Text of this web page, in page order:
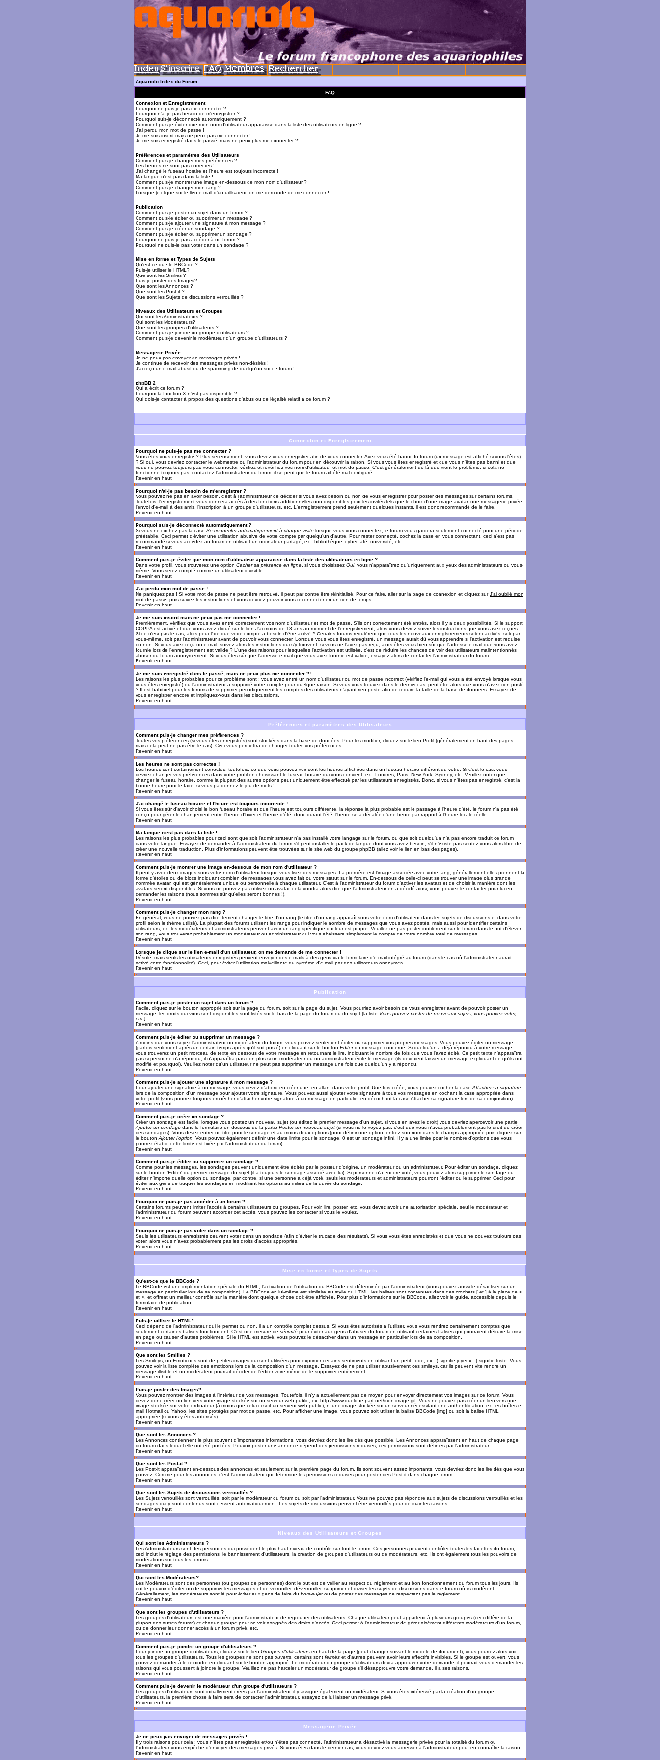
Aquariolo Index du Forum
FAQ
Connexion et Enregistrement
Pourquoi ne puis-je pas me connecter ?
Pourquoi n'ai-je pas besoin de m'enregistrer ?
Pourquoi suis-je déconnecté automatiquement ?
Comment puis-je éviter que mon nom d'utilisateur apparaisse dans la liste des utilisateurs en ligne ?
J'ai perdu mon mot de passe !
Je me suis inscrit mais ne peux pas me connecter !
Je me suis enregistré dans le passé, mais ne peux plus me connecter ?!
Préférences et paramètres des Utilisateurs
Comment puis-je changer mes préférences ?
Les heures ne sont pas correctes !
J'ai changé le fuseau horaire et l'heure est toujours incorrecte !
Ma langue n'est pas dans la liste !
Comment puis-je montrer une image en-dessous de mon nom d'utilisateur ?
Comment puis-je changer mon rang ?
Lorsque je clique sur le lien e-mail d'un utilisateur, on me demande de me connecter !
Publication
Comment puis-je poster un sujet dans un forum ?
Comment puis-je éditer ou supprimer un message ?
Comment puis-je ajouter une signature à mon message ?
Comment puis-je créer un sondage ?
Comment puis-je éditer ou supprimer un sondage ?
Pourquoi ne puis-je pas accéder à un forum ?
Pourquoi ne puis-je pas voter dans un sondage ?
Mise en forme et Types de Sujets
Qu'est-ce que le BBCode ?
Puis-je utiliser le HTML?
Que sont les Smilies ?
Puis-je poster des Images?
Que sont les Annonces ?
Que sont les Post-it ?
Que sont les Sujets de discussions verrouillés ?
Niveaux des Utilisateurs et Groupes
Qui sont les Administrateurs ?
Qui sont les Modérateurs?
Que sont les groupes d'utilisateurs ?
Comment puis-je joindre un groupe d'utilisateurs ?
Comment puis-je devenir le modérateur d'un groupe d'utilisateurs ?
Messagerie Privée
Je ne peux pas envoyer de messages privés !
Je continue de recevoir des messages privés non-désirés !
J'ai reçu un e-mail abusif ou de spamming de quelqu'un sur ce forum !
phpBB 2
Qui a écrit ce forum ?
Pourquoi la fonction X n'est pas disponible ?
Qui dois-je contacter à propos des questions d'abus ou de légalité relatif à ce forum ?
Connexion et Enregistrement
Pourquoi ne puis-je pas me connecter ?
Vous êtes-vous enregistré ? Plus sérieusement, vous devez vous enregistrer afin de vous connecter. Avez-vous été banni du forum (un message est affiché si vous l'êtes)
? Si oui, vous devriez contacter le webmestre ou l'administrateur du forum pour en découvrir la raison. Si vous vous êtes enregistré et que vous n'êtes pas banni et que
vous ne pouvez toujours pas vous connecter, vérifiez et revérifiez vos nom d'utilisateur et mot de passe. C'est généralement de là que vient le problème, si cela ne
fonctionne toujours pas, contactez l'administrateur du forum, il se peut que le forum ait été mal configuré.
Revenir en haut
Pourquoi n'ai-je pas besoin de m'enregistrer ?
Vous pouvez ne pas en avoir besoin, c'est à l'administrateur de décider si vous avez besoin ou non de vous enregistrer pour poster des messages sur certains forums.
Toutefois, l'enregistrement vous donnera accès à des fonctions additionnelles non-disponibles pour les invités tels que le choix d'une image avatar, une messagerie privée,
l'envoi d'e-mail à des amis, l'inscription à un groupe d'utilisateurs, etc. L'enregistrement prend seulement quelques instants, il est donc recommandé de le faire.
Revenir en haut
Pourquoi suis-je déconnecté automatiquement ?
Si vous ne cochez pas la case Se connecter automatiquement à chaque visite lorsque vous vous connectez, le forum vous gardera seulement connecté pour une période
préétablie. Ceci permet d'éviter une utilisation abusive de votre compte par quelqu'un d'autre. Pour rester connecté, cochez la case en vous connectant, ceci n'est pas
recommandé si vous accédez au forum en utilisant un ordinateur partagé, ex : bibliothèque, cybercafé, université, etc.
Revenir en haut
Comment puis-je éviter que mon nom d'utilisateur apparaisse dans la liste des utilisateurs en ligne ?
Dans votre profil, vous trouverez une option Cacher sa présence en ligne , si vous choisissez Oui, vous n'apparaîtrez qu'uniquement aux yeux des administrateurs ou vous-
même. Vous serez compté comme un utilisateur invisible.
Revenir en haut
J'ai perdu mon mot de passe !
Ne paniquez pas ! Si votre mot de passe ne peut être retrouvé, il peut par contre être réinitialisé. Pour ce faire, aller sur la page de connexion et cliquez surJ'ai oublié mon
mot de passe , puis suivez les instructions et vous devriez pouvoir vous reconnecter en un rien de temps.
Revenir en haut
Je me suis inscrit mais ne peux pas me connecter !
Premièrement, vérifiez que vous avez entré correctement vos nom d'utilisateur et mot de passe. S'ils ont correctement été entrés, alors il y a deux possibilités. Si le support
COPPA est activé et que vous avez cliqué sur le lien J'ai moins de 13 ans au moment de l'enregistrement, alors vous devrez suivre les instructions que vous avez reçues.
Si ce n'est pas le cas, alors peut-être que votre compte a besoin d'être activé ? Certains forums requièrent que tous les nouveaux enregistrements soient activés, soit par
vous-même, soit par l'administrateur avant de pouvoir vous connecter. Lorsque vous vous êtes enregistré, un message aurait dû vous apprendre si l'activation est requise
ou non. Si vous avez reçu un e-mail, suivez alors les instructions qui s'y trouvent, si vous ne l'avez pas reçu, alors êtes-vous bien sûr que l'adresse e-mail que vous avez
fournie lors de l'enregistrement est valide ? L'une des raisons pour lesquelles l'activation est utilisée, c'est de réduire les chances de voir des utilisateurs malintentionnés
abuser du forum anonymement. Si vous êtes sûr que l'adresse e-mail que vous avez fournie est valide, essayez alors de contacter l'administrateur du forum.
Revenir en haut
Je me suis enregistré dans le passé, mais ne peux plus me connecter ?!
Les raisons les plus probables pour ce problème sont : vous avez entré un nom d'utilisateur ou mot de passe incorrect (vérifiez l'e-mail qui vous a été envoyé lorsque vous
vous êtes enregistré) ou l'administrateur a supprimé votre compte pour quelque raison. Si vous vous trouvez dans le dernier cas, peut-être alors que vous n'avez rien posté
? Il est habituel pour les forums de supprimer périodiquement les comptes des utilisateurs n'ayant rien posté afin de réduire la taille de la base de données. Essayez de
vous enregistrer encore et impliquez-vous dans les discussions.
Revenir en haut
Préférences et paramètres des Utilisateurs
Comment puis-je changer mes préférences ?
Toutes vos préférences (si vous êtes enregistrés) sont stockées dans la base de données. Pour les modifier, cliquez sur le lien Profil (généralement en haut des pages,
mais cela peut ne pas être le cas). Ceci vous permettra de changer toutes vos préférences.
Revenir en haut
Les heures ne sont pas correctes !
Les heures sont certainement correctes, toutefois, ce que vous pouvez voir sont les heures affichées dans un fuseau horaire différent du votre. Si c'est le cas, vous
devriez changer vos préférences dans votre profil en choisissant le fuseau horaire qui vous convient, ex : Londres, Paris, New York, Sydney, etc. Veuillez noter que
changer le fuseau horaire, comme la plupart des autres options peut uniquement être effectué par les utilisateurs enregistrés. Donc, si vous n'êtes pas enregistré, c'est la
bonne heure pour le faire, si vous pardonnez le jeu de mots !
Revenir en haut
J'ai changé le fuseau horaire et l'heure est toujours incorrecte !
Si vous êtes sûr d'avoir choisi le bon fuseau horaire et que l'heure est toujours différente, la réponse la plus probable est le passage à l'heure d'été. le forum n'a pas été
conçu pour gérer le changement entre l'heure d'hiver et l'heure d'été, donc durant l'été, l'heure sera décalée d'une heure par rapport à l'heure locale réelle.
Revenir en haut
Ma langue n'est pas dans la liste !
Les raisons les plus probables pour ceci sont que soit l'administrateur n'a pas installé votre langage sur le forum, ou que soit quelqu'un n'a pas encore traduit ce forum
dans votre langue. Essayez de demander à l'administrateur du forum s'il peut installer le pack de langue dont vous avez besoin, s'il n'existe pas sentez-vous alors libre de
créer une nouvelle traduction. Plus d'informations peuvent être trouvées sur le site web du groupe phpBB (allez voir le lien en bas des pages).
Revenir en haut
Comment puis-je montrer une image en-dessous de mon nom d'utilisateur ?
Il peut y avoir deux images sous votre nom d'utilisateur lorsque vous lisez des messages. La première est l'image associée avec votre rang, générallement elles prennent la
forme d'étoiles ou de blocs indiquant combien de messages vous avez fait ou votre statut sur le forum. En-dessous de celle-ci peut se trouver une image plus grande
nommée avatar, qui est généralement unique ou personnelle à chaque utilisateur. C'est à l'administrateur du forum d'activer les avatars et de choisir la manière dont les
avatars seront disponibles. Si vous ne pouvez pas utilisez un avatar, cela voudra alors dire que l'administrateur en a décidé ainsi, vous pouvez le contacter pour lui en
demander les raisons (nous sommes sûr qu'elles seront bonnes !).
Revenir en haut
Comment puis-je changer mon rang ?
En général, vous ne pouvez pas directement changer le titre d'un rang (le titre d'un rang apparaît sous votre nom d'utilisateur dans les sujets de discussions et dans votre
profil selon le thème utilisé). La plupart des forums utilisent les rangs pour indiquer le nombre de messages que vous avez postés, mais aussi pour identifier certains
utilisateurs, ex: les modérateurs et administrateurs peuvent avoir un rang spécifique qui leur est propre. Veuillez ne pas poster inutilement sur le forum dans le but d'élever
son rang, vous trouverez probablement un modérateur ou administrateur qui vous abaissera simplement le compte de votre nombre total de messages.
Revenir en haut
Lorsque je clique sur le lien e-mail d'un utilisateur, on me demande de me connecter !
Désolé, mais seuls les utilisateurs enregistrés peuvent envoyer des e-mails à des gens via le formulaire d'e-mail intégré au forum (dans le cas où l'administrateur aurait
activé cette fonctionnalité). Ceci, pour éviter l'utilisation malveillante du système d'e-mail par des utilisateurs anonymes.
Revenir en haut
Publication
Comment puis-je poster un sujet dans un forum ?
Facile, cliquez sur le bouton approprié soit sur la page du forum, soit sur la page du sujet. Vous pourriez avoir besoin de vous enregistrer avant de pouvoir poster un
message, les droits qui vous sont disponibles sont listés sur le bas de la page du forum ou du sujet (la liste Vous pouvez poster de nouveaux sujets, vous pouvez voter,
etc. )
Revenir en haut
Comment puis-je éditer ou supprimer un message ?
A moins que vous soyez l'administrateur ou modérateur du forum, vous pouvez seulement éditer ou supprimer vos propres messages. Vous pouvez éditer un message
(parfois seulement après un certain temps après qu'il soit posté) en cliquant sur le bouton Editerdu message concerné. Si quelqu'un a déjà répondu à votre message,
vous trouverez un petit morceau de texte en dessous de votre message en retournant le lire, indiquant le nombre de fois que vous l'avez édité. Ce petit texte n'apparaîtra
pas si personne n'a répondu, il n'apparaîtra pas non plus si un modérateur ou un administrateur édite le message (ils devraient laisser un message expliquant ce qu'ils ont
modifié et pourquoi). Veuillez noter qu'un utilisateur ne peut pas supprimer un message une fois que quelqu'un y a répondu.
Revenir en haut
Comment puis-je ajouter une signature à mon message ?
Pour ajouter une signature à un message, vous devez d'abord en créer une, en allant dans votre profil. Une fois créée, vous pouvez cocher la case Attacher sa signature
lors de la composition d'un message pour ajouter votre signature. Vous pouvez aussi ajouter votre signature à tous vos messages en cochant la case appropriée dans
votre profil (vous pourrez toujours empêcher d'attacher votre signature à un message en particulier en décochant la case Attacher sa signature lors de sa composition).
Revenir en haut
Comment puis-je créer un sondage ?
Créer un sondage est facile, lorsque vous postez un nouveau sujet (ou éditez le premier message d'un sujet, si vous en avez le droit) vous devriez apercevoir une partie
Ajouter un sondage dans le formulaire en dessous de la partie Poster un nouveau sujet (si vous ne le voyez pas, c'est que vous n'avez probablement pas le droit de créer
des sondages). Vous devez entrer un titre pour le sondage et au moins deux options (pour définir une option, entrez son nom dans le champs appropriée puis cliquez sur
le bouton Ajouter l'option . Vous pouvez également définir une date limite pour le sondage, 0 est un sondage infini. Il y a une limite pour le nombre d'options que vous
pourrez établir, cette limite est fixée par l'administrateur du forum).
Revenir en haut
Comment puis-je éditer ou supprimer un sondage ?
Comme pour les messages, les sondages peuvent uniquement être édités par le posteur d'origine, un modérateur ou un administrateur. Pour éditer un sondage, cliquez
sur le bouton 'Editer' du premier message du sujet (il a toujours le sondage associé avec lui). Si personne n'a encore voté, vous pouvez alors supprimer le sondage ou
éditer n'importe quelle option du sondage, par contre, si une personne a déjà voté, seuls les modérateurs et administrateurs pourront l'éditer ou le supprimer. Ceci pour
éviter aux gens de truquer les sondages en modifiant les options au milieu de la durée du sondage.
Revenir en haut
Pourquoi ne puis-je pas accéder à un forum ?
Certains forums peuvent limiter l'accès à certains utilisateurs ou groupes. Pour voir, lire, poster, etc. vous devez avoir une autorisation spéciale, seul le modérateur et
l'administrateur du forum peuvent accorder cet accès, vous pouvez les contacter si vous le voulez.
Revenir en haut
Pourquoi ne puis-je pas voter dans un sondage ?
Seuls les utilisateurs enregistrés peuvent voter dans un sondage (afin d'éviter le trucage des résultats). Si vous vous êtes enregistrés et que vous ne pouvez toujours pas
voter, alors vous n'avez probablement pas les droits d'accès appropriés.
Revenir en haut
Mise en forme et Types de Sujets
Qu'est-ce que le BBCode ?
Le BBCode est une implémentation spéciale du HTML, l'activation de l'utilisation du BBCode est déterminée par l'administrateur (vous pouvez aussi le désactiver sur un
message en particulier lors de sa composition). Le BBCode en lui-même est similaire au styile du HTML, les balises sont contenues dans des crochets [ et ] à la place de <
et >, et offrent un meilleur contrôle sur la manière dont quelque chose doit être affichée. Pour plus d'informations sur le BBCode, allez voir le guide, accessible depuis le
formulaire de publication.
Revenir en haut
Puis-je utiliser le HTML?
Ceci dépend de l'administrateur qui le permet ou non, il a un contrôle complet dessus. Si vous êtes autorisés à l'utiliser, vous vous rendrez certainement comptes que
seulement certaines balises fonctionnent. C'est une mesure de sécurité pour éviter aux gens d'abuser du forum en utilisant certaines balises qui pourraient détruire la mise
en page ou causer d'autres problèmes. Si le HTML est activé, vous pouvez le désactiver dans un message en particulier lors de sa composition.
Revenir en haut
Que sont les Smilies ?
Les Smileys, ou Emoticons sont de petites images qui sont utilisées pour exprimer certains sentiments en utilisant un petit code, ex: :) signifie joyeux, :( signifie triste. Vous
pouvez voir la liste complète des emoticons lors de la composition d'un message. Essayez de ne pas utiliser abusivement ces smileys, car ils peuvent vite rendre un
message illisible et un modérateur pourrait décider de l'éditer voire même de le supprimer entièrement.
Revenir en haut
Puis-je poster des Images?
Vous pouvez montrer des images à l'intérieur de vos messages. Toutefois, il n'y a actuellement pas de moyen pour envoyer directement vos images sur ce forum. Vous
devez donc créer un lien vers votre image stockée sur un serveur web public, ex: http://www.quelque-part.net/mon-image.gif. Vous ne pouvez pas créer un lien vers une
image stockée sur votre ordinateur (à moins que celui-ci soit un serveur web public), ni une image stockée sur un serveur nécessitant une authentification, ex: les boîtes e-
mail Hotmail ou Yahoo, les sites protégés par mot de passe, etc. Pour afficher une image, vous pouvez soit utiliser la balise BBCode [img] ou soit la balise HTML
appropriée (si vous y êtes autorisés).
Revenir en haut
Que sont les Annonces ?
Les Annonces contiennent le plus souvent d'importantes informations, vous devriez donc les lire dès que possible. Les Annonces apparaîssent en haut de chaque page
du forum dans lequel elle ont été postées. Pouvoir poster une annonce dépend des permissions requises, ces permissions sont définies par l'administrateur.
Revenir en haut
Que sont les Post-it ?
Les Post-it apparaîssent en-dessous des annonces et seulement sur la première page du forum. Ils sont souvent assez importants, vous devriez donc les lire dès que vous
pouvez. Comme pour les annonces, c'est l'administrateur qui détermine les permissions requises pour poster des Post-it dans chaque forum.
Revenir en haut
Que sont les Sujets de discussions verrouillés ?
Les Sujets verrouillés sont verrouillés, soit par le modérateur du forum ou soit par l'administrateur. Vous ne pouvez pas répondre aux sujets de discussions verrouillés et les
sondages qui y sont contenus sont cessent automatiquement. Les sujets de discussions peuvent être verrouillés pour de maintes raisons.
Revenir en haut
Niveaux des Utilisateurs et Groupes
Qui sont les Administrateurs ?
Les Administrateurs sont des personnes qui possèdent le plus haut niveau de contrôle sur tout le forum. Ces personnes peuvent contrôler toutes les facettes du forum,
ceci inclut le réglage des permissions, le bannissement d'utilisateurs, la création de groupes d'utilisateurs ou de modérateurs, etc. Ils ont également tous les pouvoirs de
modérations sur tous les forums.
Revenir en haut
Qui sont les Modérateurs?
Les Modérateurs sont des personnes (ou groupes de personnes) dont le but est de veiller au respect du règlement et au bon fonctionnement du forum tous les jours. Ils
ont le pouvoir d'éditer ou de supprimer les messages et de verrouiller, déverrouiller, supprimer et diviser les sujets de discussions dans le forum où ils modèrent.
Générallement, les modérateurs sont là pour éviter aux gens de faire du hors-sujet ou de poster des messages ne respectant pas le règlement.
Revenir en haut
Que sont les groupes d'utilisateurs ?
Les groupes d'utilisateurs est une manière pour l'administrateur de regrouper des utilisateurs. Chaque utilisateur peut appartenir à plusieurs groupes (ceci diffère de la
plupart des autres forums) et chaque groupe peut se voir assignés des droits d'accès. Ceci permet à l'administrateur de gérer aisément différents modérateurs d'un forum,
ou de donner leur donner accès à un forum privé, etc.
Revenir en haut
Comment puis-je joindre un groupe d'utilisateurs ?
Pour joindre un groupe d'utilisateurs, cliquez sur le lien Groupes d'utilisateurs en haut de la page (peut changer suivant le modèle de document), vous pourrez alors voir
tous les groupes d'utilisateurs. Tous les groupes ne sont pas ouverts , certains sont fermés et d'autres peuvent avoir leurs effectifs invisibles. Si le groupe est ouvert, vous
pouvez demander à le rejoindre en cliquant sur le bouton approprié. Le modérateur du groupe d'utilisateurs devra approuver votre demande, il pourrait vous demander les
raisons qui vous poussent à joindre le groupe. Veuillez ne pas harceler un modérateur de groupe s'il désapprouvre votre demande, il a ses raisons.
Revenir en haut
Comment puis-je devenir le modérateur d'un groupe d'utilisateurs ?
Les groupes d'utilisateurs sont initiallement créés par l'administrateur, il y assigne également un modérateur. Si vous êtes intéressé par la création d'un groupe
d'utilisateurs, la première chose à faire sera de contacter l'administrateur, essayez de lui laisser un message privé.
Revenir en haut
Messagerie Privée
Je ne peux pas envoyer de messages privés !
Il y trois raisons pour cela : vous n'êtes pas enregistrés et/ou n'êtes pas connecté, l'administrateur a désactivé la messagerie privée pour la totalité du forum ou
l'administrateur vous empêche d'envoyer des messages privés. Si vous êtes dans le dernier cas, vous devriez vous adresser à l'administrateur pour en connaître la raison.
Revenir en haut